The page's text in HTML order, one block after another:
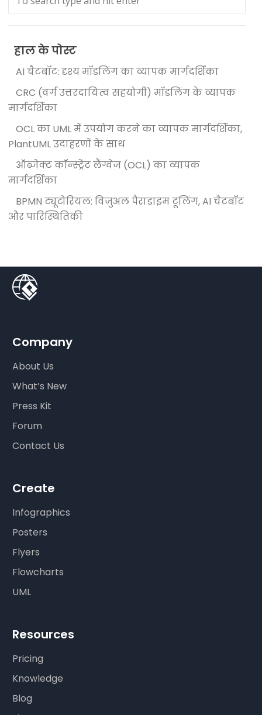
हाल के पोस्ट
AI चैटबॉट: दृश्य मॉडलिंग का व्यापक मार्गदर्शिका
CRC (वर्ग उत्तरदायित्व सहयोगी) मॉडलिंग के व्यापक
मार्गदर्शिका
OCL का UML में उपयोग करने का व्यापक मार्गदर्शिका,
PlantUML उदाहरणों के साथ
ऑब्जेक्ट कॉन्स्ट्रेंट लैंग्वेज (OCL) का व्यापक
मार्गदर्शिका
BPMN ट्यूटोरियल: विजुअल पैराडाइम टूलिंग, AI चैटबॉट
और पारिस्थितिकी
Company
About Us
What’s New
Press Kit
Forum
Contact Us
Create
Infographics
Posters
Flyers
Flowcharts
UML
Resources
Pricing
Knowledge
Blog